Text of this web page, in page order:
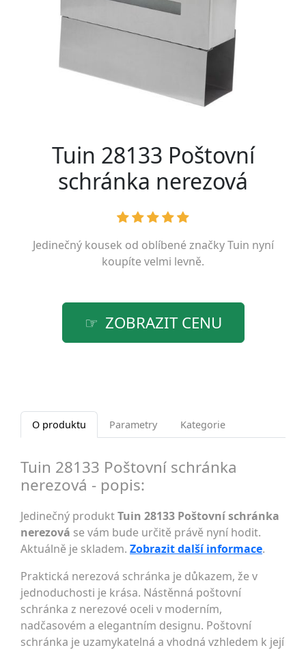
Tuin 28133 Poštovní
schránka nerezová
Jedinečný kousek od oblíbené značkyTuin nyní
koupíte velmi levně.
ZOBRAZIT CENU
O produktu Parametry Kategorie
Tuin 28133 Poštovní schránka
nerezová - popis:
Jedinečný produktTuin 28133 Poštovní schránka
nerezová se vám bude určitě právě nyní hodit.
Aktuálně je skladem. Zobrazit další informace.
Praktická nerezová schránka je důkazem, že v
jednoduchosti je krása. Nástěnná poštovní
schránka z nerezové oceli v moderním,
nadčasovém a elegantním designu. Poštovní
schránka je uzamykatelná a vhodná vzhledem k její